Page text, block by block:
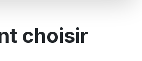
choisir